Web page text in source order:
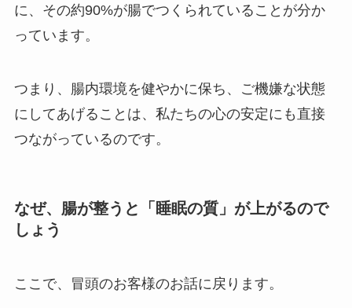
に、その約90%が腸でつくられていることが分か
っています。
つまり、腸内環境を健やかに保ち、ご機嫌な状態
にしてあげることは、私たちの心の安定にも直接
つながっているのです。
なぜ、腸が整うと「睡眠の質」が上がるので
しょう
ここで、冒頭のお客様のお話に戻ります。